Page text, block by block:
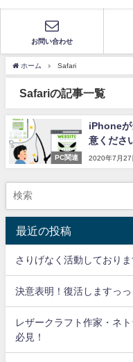
お問い合わせ
ホーム Safari
Safariの記事一覧
PC関連
iPhoneが
意くださ
2020年7月27
最近の投稿
さりげなく活動しておりま
決意表明！復活しますっ
レザークラフト作家・ネ
必見！